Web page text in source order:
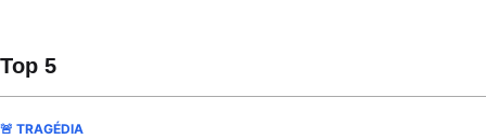
Top 5
🚨 TRAGÉDIA